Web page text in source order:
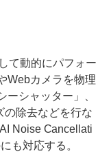
て動的にパフォー
Webカメラを物理
シャッター」、
の除去などを行な
Noise Cancellati
も対応する。